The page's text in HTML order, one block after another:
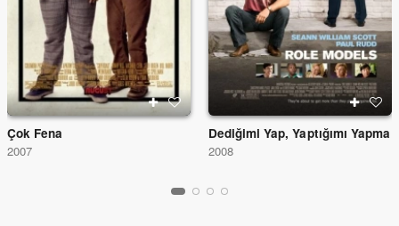
Çok Fena
2007
Dediğimi Yap, Yaptığımı Yapma
2008